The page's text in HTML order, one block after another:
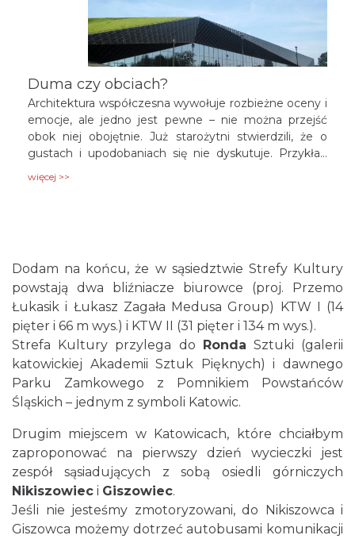
Duma czy obciach?
Architektura współczesna wywołuje rozbieżne oceny i
emocje, ale jedno jest pewne – nie można przejść
obok niej obojętnie. Już starożytni stwierdzili, że o
gustach i upodobaniach się nie dyskutuje. Przykład
dworca PKP pokazuje, jak różny jest odbiór
więcej >>
Dodam na końcu, że w sąsiedztwie Strefy Kultury
powstają dwa bliźniacze biurowce (proj. Przemo
Łukasik i Łukasz Zagała Medusa Group) KTW I (14
pięter i 66 m wys.) i KTW II (31 pięter i 134 m wys.).
Strefa Kultury przylega do Ronda Sztuki (galerii
katowickiej Akademii Sztuk Pięknych) i dawnego
Parku Zamkowego z Pomnikiem Powstańców
Śląskich – jednym z symboli Katowic.
Drugim miejscem w Katowicach, które chciałbym
zaproponować na pierwszy dzień wycieczki jest
zespół sąsiadujących z sobą osiedli górniczych
Nikiszowiec i Giszowiec.
Jeśli nie jesteśmy zmotoryzowani, do Nikiszowca i
Giszowca możemy dotrzeć autobusami komunikacji